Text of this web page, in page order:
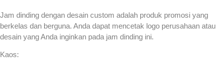
Jam dinding dengan desain custom adalah produk promosi yang
berkelas dan berguna. Anda dapat mencetak logo perusahaan atau
desain yang Anda inginkan pada jam dinding ini.
Kaos: